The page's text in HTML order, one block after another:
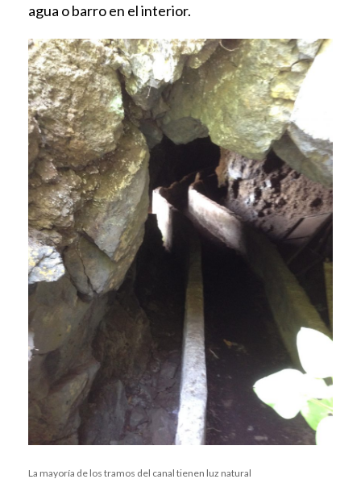
agua o barro en el interior.
La mayoría de los tramos del canal tienen luz natural